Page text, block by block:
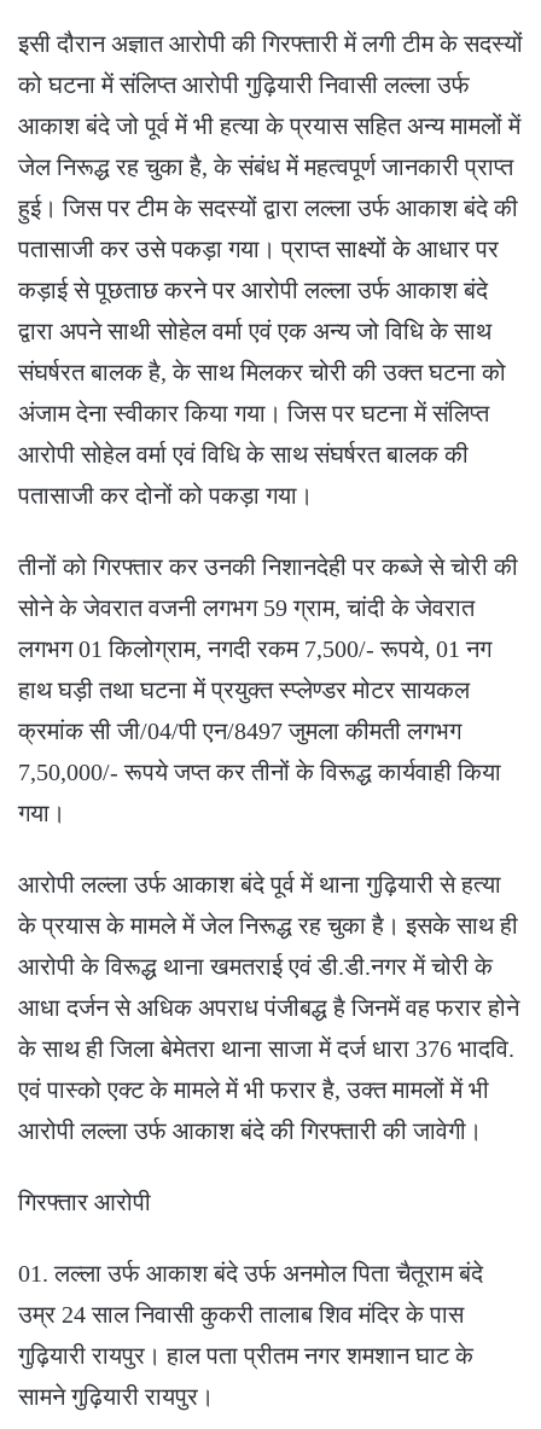
इसी दौरान अज्ञात आरोपी की गिरफ्तारी में लगी टीम के सदस्यों
को घटना में संलिप्त आरोपी गुढ़ियारी निवासी लल्ला उर्फ
आकाश बंदे जो पूर्व में भी हत्या के प्रयास सहित अन्य मामलों में
जेल निरूद्ध रह चुका है, के संबंध में महत्वपूर्ण जानकारी प्राप्त
हुई। जिस पर टीम के सदस्यों द्वारा लल्ला उर्फ आकाश बंदे की
पतासाजी कर उसे पकड़ा गया। प्राप्त साक्ष्यों के आधार पर
कड़ाई से पूछताछ करने पर आरोपी लल्ला उर्फ आकाश बंदे
द्वारा अपने साथी सोहेल वर्मा एवं एक अन्य जो विधि के साथ
संघर्षरत बालक है, के साथ मिलकर चोरी की उक्त घटना को
अंजाम देना स्वीकार किया गया। जिस पर घटना में संलिप्त
आरोपी सोहेल वर्मा एवं विधि के साथ संघर्षरत बालक की
पतासाजी कर दोनों को पकड़ा गया।
तीनों को गिरफ्तार कर उनकी निशानदेही पर कब्जे से चोरी की
सोने के जेवरात वजनी लगभग 59 ग्राम, चांदी के जेवरात
लगभग 01 किलोग्राम, नगदी रकम 7,500/- रूपये, 01 नग
हाथ घड़ी तथा घटना में प्रयुक्त स्प्लेण्डर मोटर सायकल
क्रमांक सी जी/04/पी एन/8497 जुमला कीमती लगभग
7,50,000/- रूपये जप्त कर तीनों के विरूद्ध कार्यवाही किया
गया।
आरोपी लल्ला उर्फ आकाश बंदे पूर्व में थाना गुढ़ियारी से हत्या
के प्रयास के मामले में जेल निरूद्ध रह चुका है। इसके साथ ही
आरोपी के विरूद्ध थाना खमतराई एवं डी.डी.नगर में चोरी के
आधा दर्जन से अधिक अपराध पंजीबद्ध है जिनमें वह फरार होने
के साथ ही जिला बेमेतरा थाना साजा में दर्ज धारा 376 भादवि.
एवं पास्को एक्ट के मामले में भी फरार है, उक्त मामलों में भी
आरोपी लल्ला उर्फ आकाश बंदे की गिरफ्तारी की जावेगी।
गिरफ्तार आरोपी
01. लल्ला उर्फ आकाश बंदे उर्फ अनमोल पिता चैतूराम बंदे
उम्र 24 साल निवासी कुकरी तालाब शिव मंदिर के पास
गुढ़ियारी रायपुर। हाल पता प्रीतम नगर शमशान घाट के
सामने गुढ़ियारी रायपुर।